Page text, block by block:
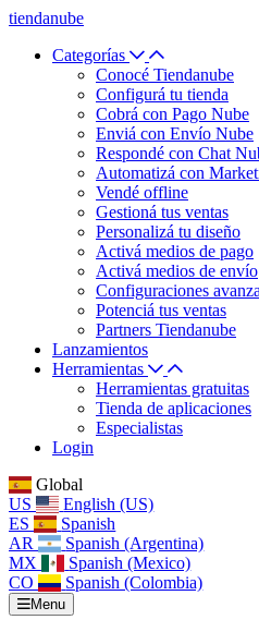
tiendanube
Categorías
Conocé Tiendanube
Configurá tu tienda
Cobrá con Pago Nube
Enviá con Envío Nube
Respondé con Chat
Automatizá con
Vendé offline
Gestioná tus ventas
Personalizá tu diseño
Activá medios de pago
Activá medios de envío
Configuraciones
Potenciá tus ventas
Partners Tiendanube
Lanzamientos
Herramientas
Herramientas gratuitas
Tienda de aplicaciones
Especialistas
Login
Global
US
English (US)
ES
Spanish
AR
Spanish (Argentina)
MX
Spanish (Mexico)
CO
Spanish (Colombia)
Menu